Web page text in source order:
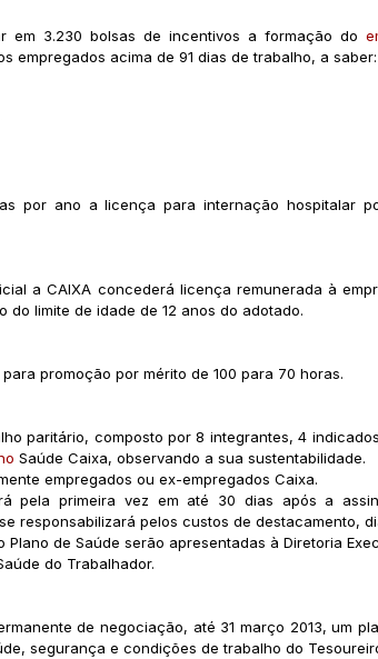
em 3.230 bolsas de incentivos a formação do
empregados acima de 91 dias de trabalho, a saber:
por ano a licença para internação hospitalar
a CAIXA concederá licença remunerada à
do limite de idade de 12 anos do adotado.
para promoção por mérito de 100 para 70 horas.
paritário, composto por 8 integrantes, 4
Saúde Caixa, observando a sua sustentabilidade.
empregados ou ex-empregados Caixa.
pela primeira vez em até 30 dias após a
responsabilizará pelos custos de destacamento,
de Saúde serão apresentadas à Diretoria
do Trabalhador.
de negociação, até 31 março 2013, um
segurança e condições de trabalho do